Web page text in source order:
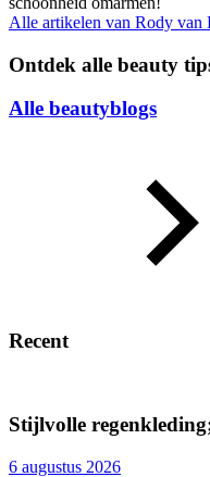
Alle artikelen van Rody van
Ontdek alle beauty
Alle beautyblogs
Recent
Stijlvolle
6 augustus 2026